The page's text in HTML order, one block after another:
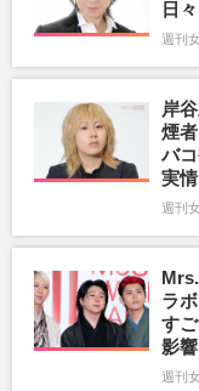
日
週刊
岸
煙
バ
実情
週刊
ラ
す
影響
週刊